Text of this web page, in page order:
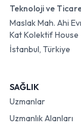
Teknoloji ve
Maslak Mah. Ahi
Kat Kolektif House
İstanbul, Türkiye
SAĞLIK
Uzmanlar
Uzmanlık Alanları